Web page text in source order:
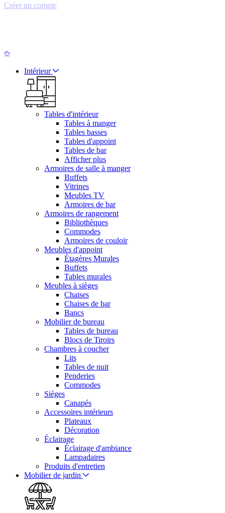
Créer un compte
Intérieur
Tables d'intérieur
Tables à manger
Tables basses
Tables d'appoint
Tables de bar
Afficher plus
Armoires de salle à manger
Buffets
Vitrines
Meubles TV
Armoires de bar
Armoires de rangement
Bibliothèques
Commodes
Armoires de couloir
Meubles d'appoint
Étagères Murales
Buffets
Tables murales
Meubles à sièges
Chaises
Chaises de bar
Bancs
Mobilier de bureau
Tables de bureau
Blocs de Tiroirs
Chambres à coucher
Lits
Tables de nuit
Penderies
Commodes
Sièges
Canapés
Accessoires intérieurs
Plateaux
Décoration
Éclairage
Éclairage d'ambiance
Lampadaires
Produits d'entretien
Mobilier de jardin